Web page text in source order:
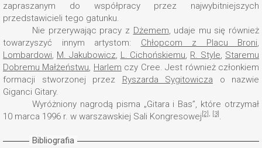
zapraszanym do współpracy przez najwybitniejszych
przedstawicieli tego gatunku.
Nie przerywając pracy z Dżemem, udaje mu się również
towarzyszyć innym artystom: Chłopcom z Placu Broni,
Lombardowi, M. Jakubowicz, L. Cichońskiemu, R. Style, Staremu
Dobremu Małżeństwu, Harlem czy Cree. Jest również członkiem
formacji stworzonej przez Ryszarda Sygitowicza o nazwie
Giganci Gitary.
Wyróżniony nagrodą pisma „Gitara i Bas”, które otrzymał
10 marca 1996 r. w warszawskiej Sali Kongresowej [2] , [3] .
Bibliografia